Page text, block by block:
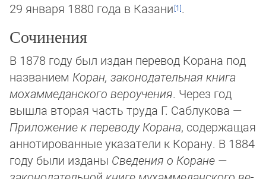
29 января 1880 года в Казани
.
Сочинения
В 1878 году был издан перевод Корана под
названием Коран, законодательная книга
мохаммеданского вероучения. Через год
вышла вторая часть труда Г. Саблукова —
При­ложе­ние к переводу Корана, со­дер­жащая
ан­но­ти­ро­ван­ные ука­за­те­ли к Ко­ра­ну. В 1884
году были изданы Све­дения о Ко­ра­не —